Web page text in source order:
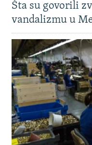
Šta su govorili
vandalizmu u